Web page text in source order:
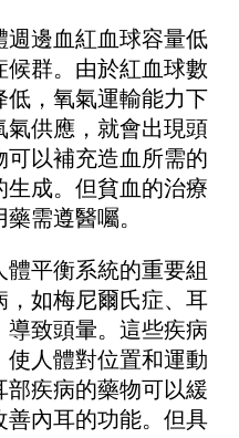
邊血紅血球容量低
群。由於紅血球數
低，氧氣運輸能力下
氣供應，就會出現頭
以補充造血所需的
成。但貧血的治療
需遵醫囑。
平衡系統的重要組
，如梅尼爾氏症、耳
致頭暈。這些疾病
人體對位置和運動
部疾病的藥物可以緩
善內耳的功能。但具